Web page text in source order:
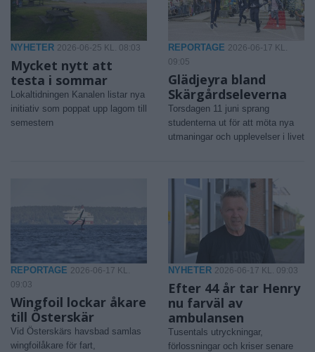
NYHETER 2026-06-25 KL. 08:03
Mycket nytt att
testa i sommar
Lokaltidningen Kanalen listar nya
initiativ som poppat upp lagom till
semestern
REPORTAGE 2026-06-17 KL.
09:05
Glädjeyra bland
Skärgårdseleverna
Torsdagen 11 juni sprang
studenterna ut för att möta nya
utmaningar och upplevelser i livet
REPORTAGE 2026-06-17 KL.
09:03
Wingfoil lockar åkare
till Österskär
Vid Österskärs havsbad samlas
wingfoilåkare för fart,
NYHETER 2026-06-17 KL. 09:03
Efter 44 år tar Henry
nu farväl av
ambulansen
Tusentals utryckningar,
förlossningar och kriser senare